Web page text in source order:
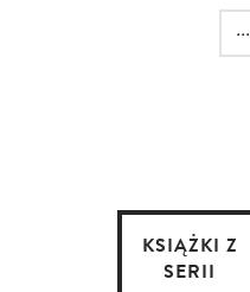
...
KSIĄŻKI Z
SERII